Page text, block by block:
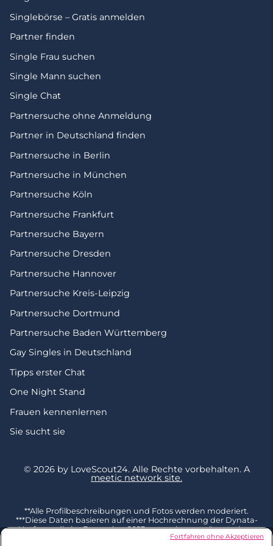
Singlebörse – Gratis anmelden
Partner finden
Single Frau suchen
Single Mann suchen
Single Chat
Partnersuche ohne Anmeldung
Partner in Deutschland finden
Partnersuche in Berlin
Partnersuche in München
Partnersuche Köln
Partnersuche Frankfurt
Partnersuche Bayern
Partnersuche Dresden
Partnersuche Hannover
Partnersuche Kreis-Leipzig
Partnersuche Dortmund
Partnersuche Baden Württemberg
Gay Singles in Deutschland
Tipps erster Chat
One Night Stand
Frauen kennenlernen
Sie sucht sie
© 2026 by LoveScout24. Alle Rechte vorbehalten.A
meetic network site.
**Alle Profilbeschreibungen und Fotos werden moderiert.
***Diese Daten basieren auf einer Hochrechnung der Dynata-
Umfrage, die im Dezember 2023 unter einer repräsentativen
Stichprobe von 2002 Befragten ab 18 Jahren in Deutschland
Fortfahren ohne Akzeptieren